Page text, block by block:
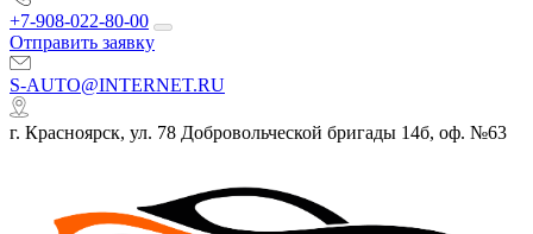
+7-908-022-80-00
Отправить заявку
S-AUTO@INTERNET.RU
г. Красноярск, ул. 78 Добровольческой бригады 14б, оф. №63